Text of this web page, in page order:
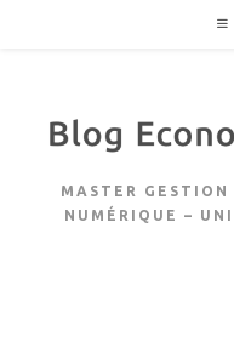
MASTER
NUMÉRIQUE –